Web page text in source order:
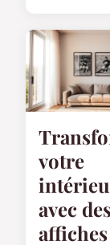
votre
avec
affiches